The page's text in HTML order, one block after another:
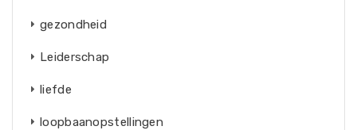
gezondheid
Leiderschap
liefde
loopbaanopstellingen